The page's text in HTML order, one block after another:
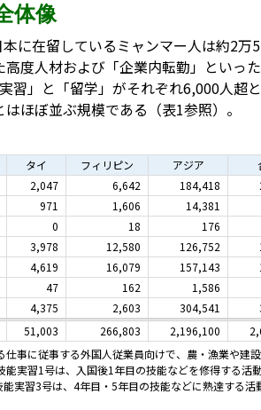
体像
に在留しているミャンマー人は約2万
度人材および「企業内転勤」といっ
」と「留学」がそれぞれ6,000人超と
ほぼ並ぶ規模である（表1参照）。
タイ フィリピン アジア
2,047 6,642 184,418
971 1,606 14,381
0 18 176
3,978 12,580 126,752
4,619 16,079 157,143
47 162 1,586
4,375 2,603 304,541
51,003 266,803 2,196,100
事に従事する外国人従業員向けで、農・漁業や建設
実習1号は、入国後1年目の技能などを修得する活
実習3号は、4年目・5年目の技能などに熟達する活